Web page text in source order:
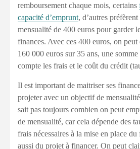
remboursement chaque mois, certains
capacité d’emprunt, d’autres
mensualité de 400 euros pour garder
finances. Avec ces 400 euros, on
160 000 euros sur 35 ans, une somme
compte les frais et le coût du crédit
Il est important de maitriser ses
projeter avec un objectif de
sait pas toujours combien on peut
de mensualité, car cela dépende des
frais nécessaires à la mise en place
aussi du projet à financer. On peut